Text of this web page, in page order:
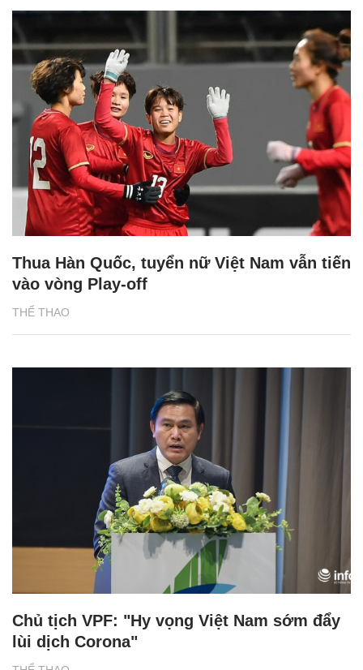
THỂ THAO
Thua Hàn Quốc, tuyển nữ Việt Nam vẫn tiến
vào vòng Play-off
Chủ tịch VPF: "Hy vọng Việt Nam sớm đẩy
lùi dịch Corona"